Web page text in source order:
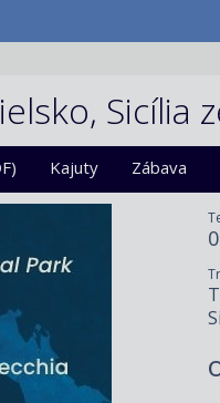
Sicília
Kajuty Zábava